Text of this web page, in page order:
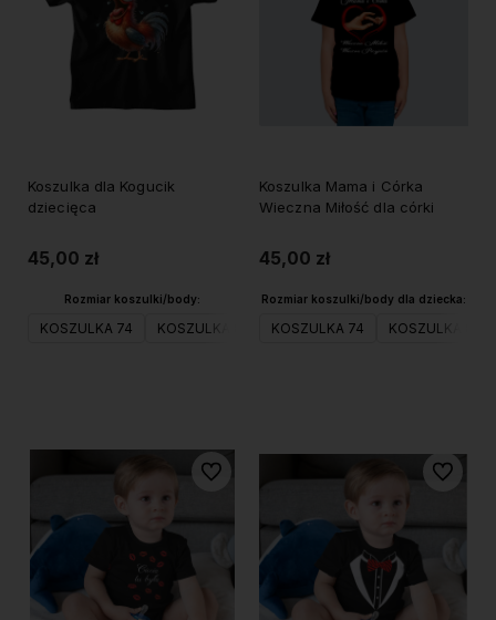
Koszulka dla Kogucik
dziecięca
45,00 zł
Rozmiar koszulki/body:
KOSZULKA 74 KOSZULKA 80 KOSZULKA 98 KOSZULKA
Koszulka Mama i Córka
Wieczna Miłość dla córki
45,00 zł
Rozmiar koszulki/body dla dziecka:
KOSZULKA 74 KOSZULKA 80
Do ulubionych Do